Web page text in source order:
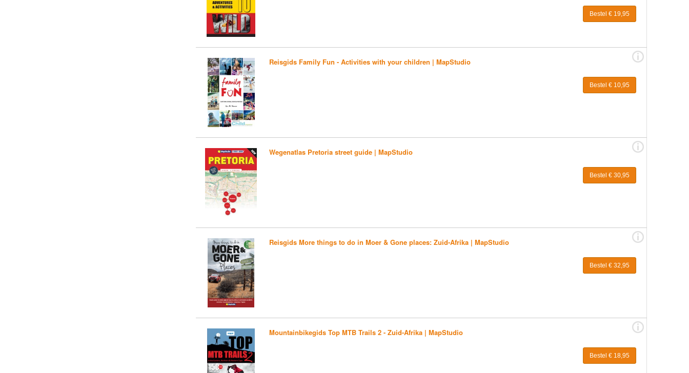
Bestel € 19,95
Reisgids Family Fun - Activities with your children | MapStudio
Bestel € 10,95
Wegenatlas Pretoria street guide | MapStudio
Bestel € 30,95
Reisgids More things to do in Moer & Gone places: Zuid-Afrika | MapStudio
Bestel € 32,95
Mountainbikegids Top MTB Trails 2 - Zuid-Afrika | MapStudio
Bestel € 18,95